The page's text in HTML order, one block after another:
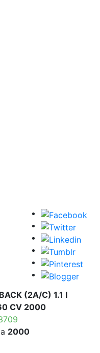
(2A/C) 1.1 I
CV 2000
2000